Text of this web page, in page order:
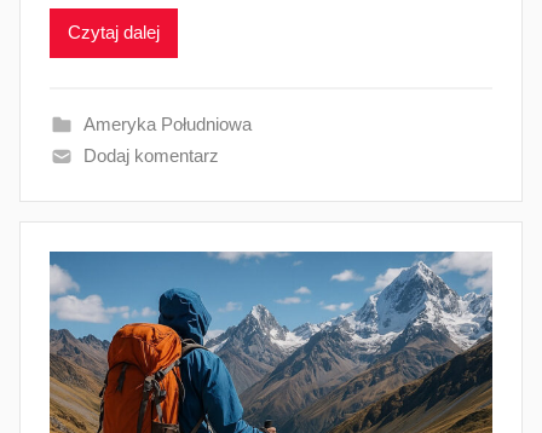
Czytaj dalej
Ameryka Południowa
Dodaj komentarz